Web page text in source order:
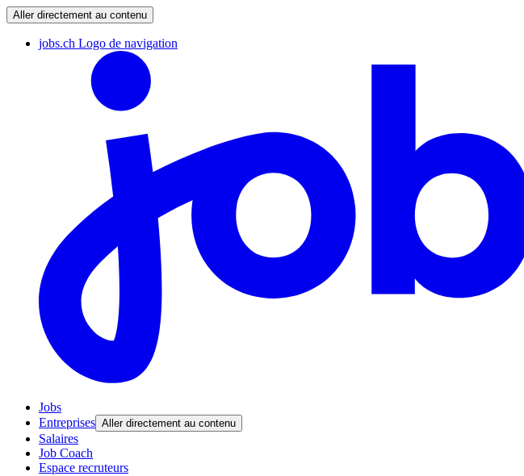
Aller directement au contenu
jobs.ch Logo de navigation
Jobs
Entreprises Aller directement au contenu
Salaires
Job Coach
Espace recruteurs